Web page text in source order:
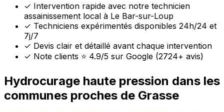
✓ Intervention rapide avec notre technicien
assainissement local à Le Bar-sur-Loup
✓ Techniciens expérimentés disponibles 24h/24 et
7j/7
✓ Devis clair et détaillé avant chaque intervention
✓ Note clients ⭐ 4.9/5 sur Google (2724+ avis)
Hydrocurage haute pression dans les
communes proches de Grasse